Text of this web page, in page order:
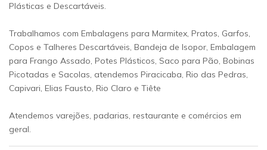
Plásticas e Descartáveis.
Trabalhamos com Embalagens para Marmitex, Pratos, Garfos,
Copos e Talheres Descartáveis, Bandeja de Isopor, Embalagem
para Frango Assado, Potes Plásticos, Saco para Pão, Bobinas
Picotadas e Sacolas, atendemos Piracicaba, Rio das Pedras,
Capivari, Elias Fausto, Rio Claro e Tiête
Atendemos varejões, padarias, restaurante e comércios em
geral.